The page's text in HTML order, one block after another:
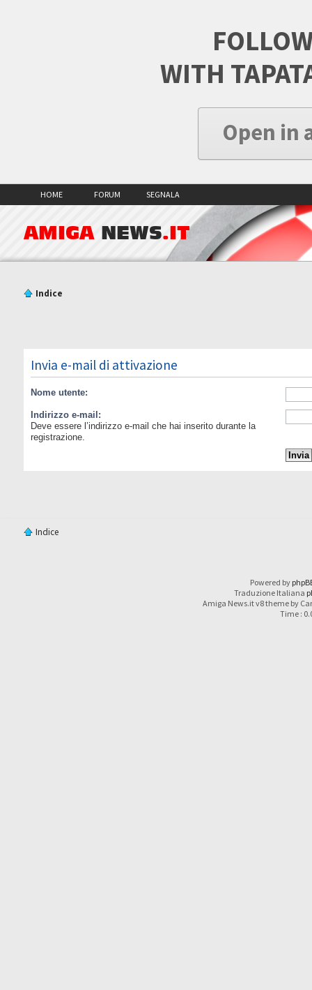
WITH
Open in
HOME FORUM SEGNALA
AMIGA NEWS.IT
Indice
Invia e-mail di attivazione
Nome utente:
Indirizzo e-mail:
Deve essere l’indirizzo e-mail che hai inserito durante la
registrazione.
Indice
Powered by
Traduzione Italiana
Amiga News.it v8 theme by
Time :